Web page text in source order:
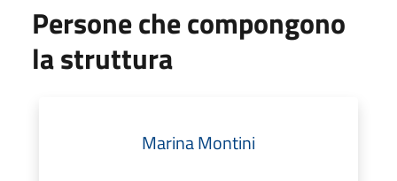
Persone che compongono
la struttura
Marina Montini